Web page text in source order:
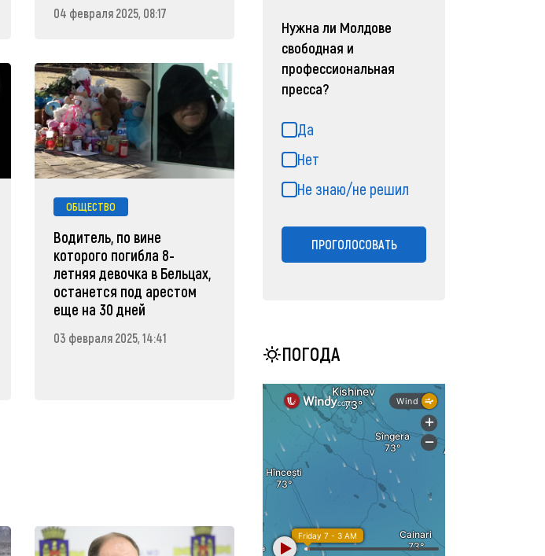
04 февраля 2025, 08:17
ОБЩЕСТВО
Водитель, по вине
которого погибла 8-
летняя девочка в Бельцах,
останется под арестом
еще на 30 дней
03 февраля 2025, 14:41
Нужна ли Молдове
свободная и
профессиональная
пресса?
Да
Нет
Не знаю/не решил
ПРОГОЛОСОВАТЬ
ПОГОДА